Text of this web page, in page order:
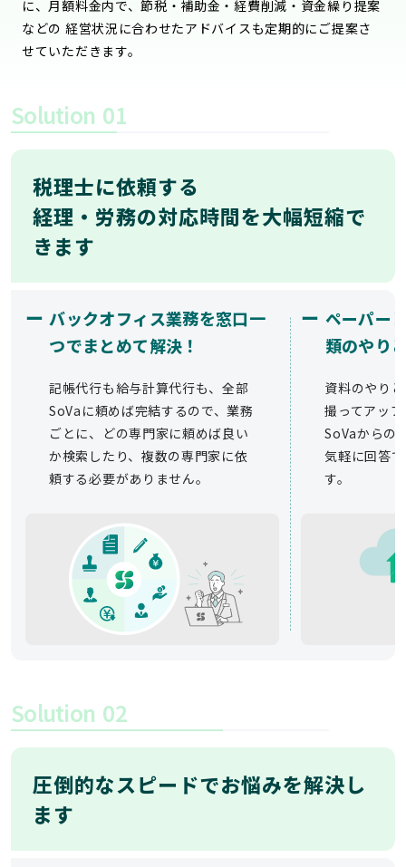
に、月額料金内で、節税・補助金・経費削減・資金繰り提案
などの 経営状況に合わせたアドバイスも定期的にご提案さ
せていただきます。
Solution 01
税理士に依頼する
経理・労務の対応時間を大幅短縮で
きます
ー バックオフィス業務を窓口一
つでまとめて解決！
記帳代行も給与計算代行も、全部
SoVaに頼めば完結するので、業務
ごとに、どの専門家に頼めば良い
か検索したり、複数の専門家に依
頼する必要がありません。
ー ペーパー
類のやり
資料のやり
撮ってアッ
SoVaからの
気軽に回答
す。
Solution 02
圧倒的なスピードでお悩みを解決し
ます